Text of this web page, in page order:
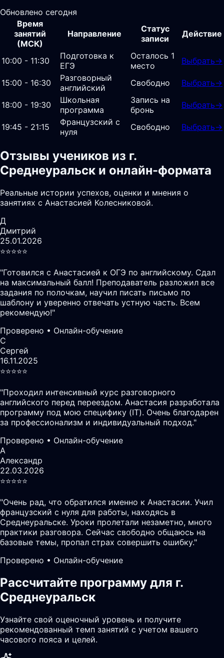
Обновлено сегодня
Время
занятий
(МСК)
Направление
Статус
записи
Действие
10:00 - 11:30
Подготовка к
ЕГЭ
Осталось 1
место
Выбрать→
15:00 - 16:30
Разговорный
английский
Свободно Выбрать→
18:00 - 19:30
Школьная
программа
Запись на
бронь
Выбрать→
19:45 - 21:15
Французский с
нуля
Свободно Выбрать→
Отзывы учеников из г.
Среднеуральск и онлайн-формата
Реальные истории успехов, оценки и мнения о
занятиях с Анастасией Колесниковой.
Д
Дмитрий
25.01.2026
⭐️⭐️⭐️⭐️⭐️
"Готовился с Анастасией к ОГЭ по английскому. Сдал
на максимальный балл! Преподаватель разложил все
задания по полочкам, научил писать письмо по
шаблону и уверенно отвечать устную часть. Всем
рекомендую!"
Проверено • Онлайн-обучение
С
Сергей
16.11.2025
⭐️⭐️⭐️⭐️⭐️
"Проходил интенсивный курс разговорного
английского перед переездом. Анастасия разработала
программу под мою специфику (IT). Очень благодарен
за профессионализм и индивидуальный подход."
Проверено • Онлайн-обучение
А
Александр
22.03.2026
⭐️⭐️⭐️⭐️⭐️
"Очень рад, что обратился именно к Анастасии. Учил
французский с нуля для работы, находясь в
Среднеуральске. Уроки пролетали незаметно, много
практики разговора. Сейчас свободно общаюсь на
базовые темы, пропал страх совершить ошибку."
Проверено • Онлайн-обучение
Рассчитайте программу для г.
Среднеуральск
Узнайте свой оценочный уровень и получите
рекомендованный темп занятий с учетом вашего
часового пояса и целей.